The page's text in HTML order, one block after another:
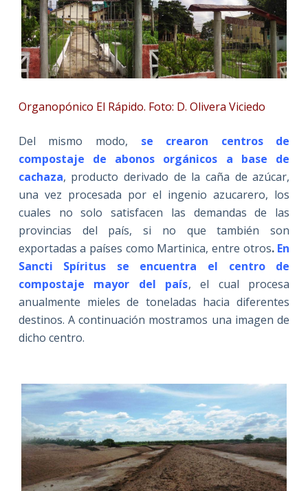
Organopónico El Rápido. Foto: D. Olivera Viciedo
Del mismo modo, se crearon centros de
compostaje de abonos orgánicos a base de
cachaza, producto derivado de la caña de azúcar,
una vez procesada por el ingenio azucarero, los
cuales no solo satisfacen las demandas de las
provincias del país, si no que también son
exportadas a países como Martinica, entre otros. En
Sancti Spíritus se encuentra el centro de
compostaje mayor del país, el cual procesa
anualmente mieles de toneladas hacia diferentes
destinos. A continuación mostramos una imagen de
dicho centro.